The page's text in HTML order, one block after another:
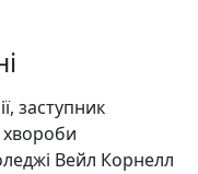
заступник
хвороби
Вейл Корнелл